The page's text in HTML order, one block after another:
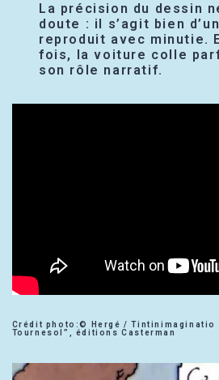
La précision du dessin
doute : il s’agit bien
reproduit avec minutie.
fois, la voiture colle
son rôle narratif.
Crédit photo:© Hergé / Tintinimaginatio
Tournesol”, éditions Casterman